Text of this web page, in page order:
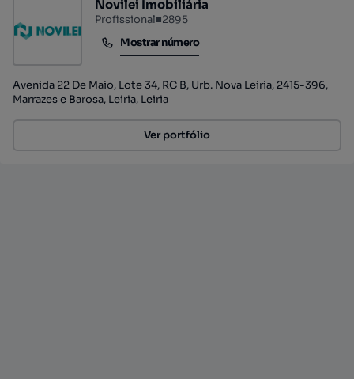
Novilei Imobiliária
Profissional■2895
Mostrar número
Mostrar número
Avenida 22 De Maio, Lote 34, RC B, Urb. Nova Leiria, 2415-396,
Marrazes e Barosa, Leiria, Leiria
Ver portfólio